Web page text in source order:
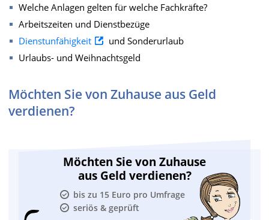
Welche Anlagen gelten für welche Fachkräfte?
Arbeitszeiten und Dienstbezüge
Dienstunfähigkeit
und Sonderurlaub
Urlaubs- und Weihnachtsgeld
Möchten Sie von Zuhause aus Geld
verdienen?
Möchten Sie von Zuhause
aus Geld verdienen?
bis zu 15 Euro pro Umfrage
seriös & geprüft